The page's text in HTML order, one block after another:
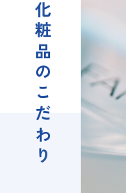
化粧品のこだわり